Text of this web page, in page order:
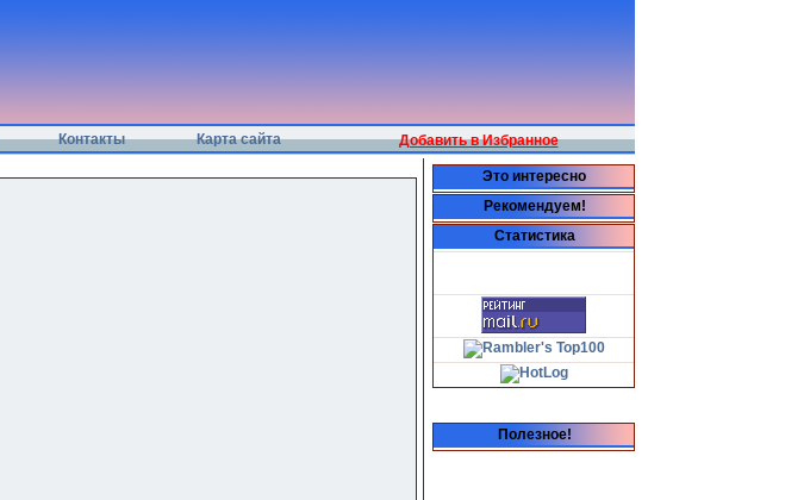
Контакты Карта сайта Добавить в Избранное
Это интересно
Рекомендуем!
Статистика
Полезное!